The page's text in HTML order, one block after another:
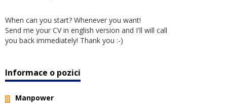
When can you start? Whenever you want!
Send me your CV in english version and I'll will call
you back immediately! Thank you :-)
Informace o pozici
Manpower